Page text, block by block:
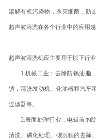
溶解有机污染物，杀灭细菌，防
超声波清洗在各个行业中的应用越
超声波清洗机应主要用于以下行业
1.机械工业：去除防锈油脂，
锈，清洗发动机、化油器和汽车
过滤器等。
2.表面处理行业：电镀前的除
清洗、磷化处理、碳沉积的去除